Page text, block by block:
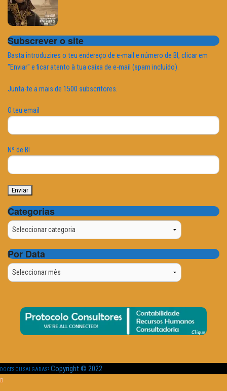
Subscrever o site
Basta introduzires o teu endereço de e-mail e número de BI, clicar em
"Enviar" e ficar atento à tua caixa de e-mail (spam incluído).
Junta-te a mais de 1500 subscritores.
O teu email
Nº de BI
Categorias
Categorias
Por Data
Por
Data
DOCES OU SALGADAS? Copyright © 2022